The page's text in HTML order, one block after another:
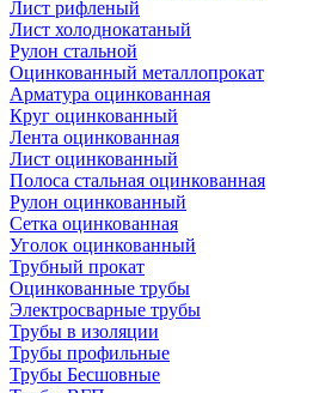
Лист рифленый
Лист холоднокатаный
Рулон стальной
Оцинкованный металлопрокат
Арматура оцинкованная
Круг оцинкованный
Лента оцинкованная
Лист оцинкованный
Полоса стальная оцинкованная
Рулон оцинкованный
Сетка оцинкованная
Уголок оцинкованный
Трубный прокат
Оцинкованные трубы
Электросварные трубы
Трубы в изоляции
Трубы профильные
Трубы Бесшовные